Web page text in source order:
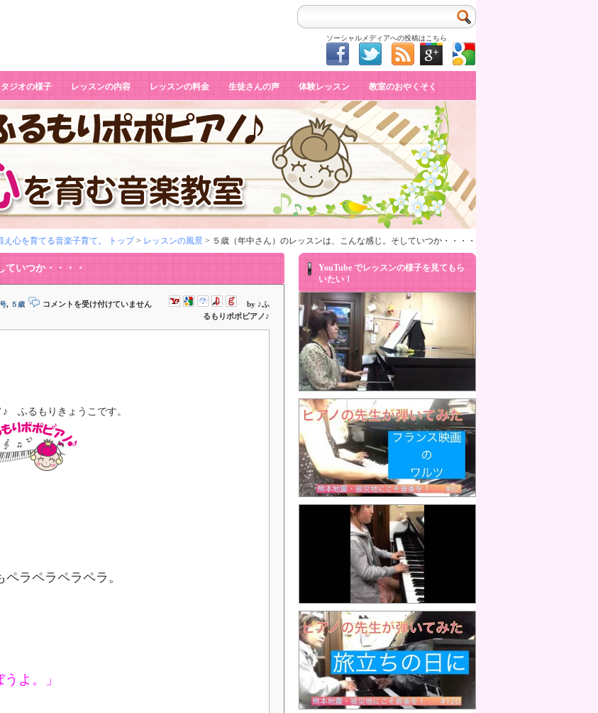
ソーシャルメディアへの投稿はこちら
ジオの様子 レッスンの内容 レッスンの料金 生徒さんの声 体験レッスン 教室のおやくそく
心を育てる音楽子育て。 トップ> レッスンの風景 > ５歳（年中さん）のレッスンは、こんな感じ。そしていつか・・・・
ていつか・・・・
, ５歳
５
ス
ン
は、
こ
ん
な
は
コメントを受け付けていません
by ♪ふ
るもりポポピアノ♪
ふるもりきょうこです。
ラペラペラペラ。
よ。」
YouTube でレッスンの様子を見てもら
いたい！